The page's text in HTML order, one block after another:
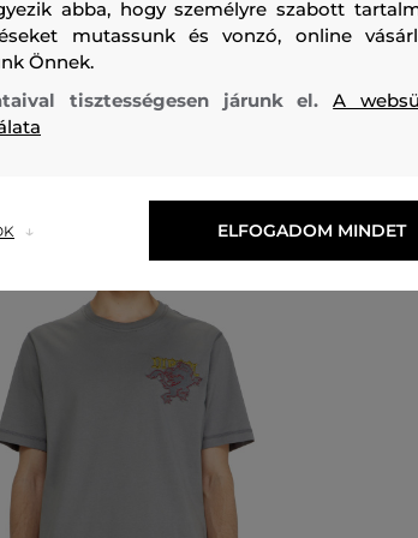
abba, hogy személyre szabott
mutassunk és vonzó, online
Önnek.
tisztességesen járunk el.A
ELFOGADOM MINDET